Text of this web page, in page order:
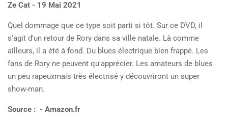
Ze Cat - 19 Mai 2021
Quel dommage que ce type soit parti si tôt. Sur ce DVD, il
s'agit d'un retour de Rory dans sa ville natale. Là comme
ailleurs, il a été à fond. Du blues électrique bien frappé. Les
fans de Rory ne peuvent qu'apprécier. Les amateurs de blues
un peu rapeuxmais très électrisé y découvriront un super
show-man.
Source : - Amazon.fr